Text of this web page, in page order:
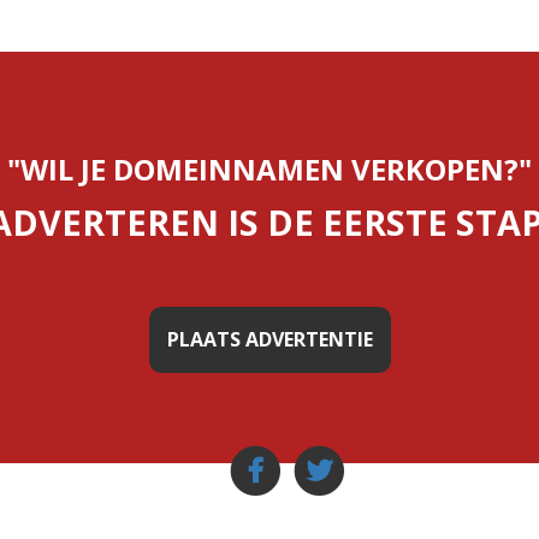
"WIL JE DOMEINNAMEN VERKOPEN?"
IS DE EERSTE
PLAATS ADVERTENTIE